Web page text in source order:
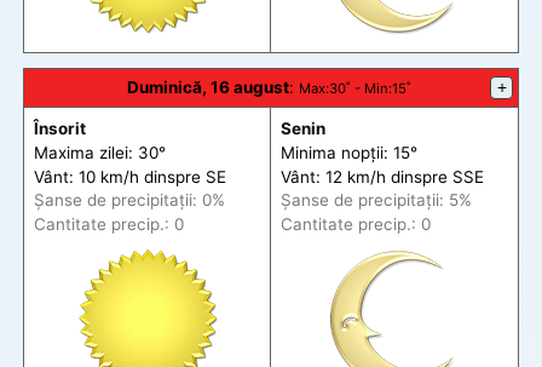
Duminică, 16 august: Max:30˚ - Min:15˚ +
Însorit
Maxima zilei: 30°
Vânt: 10 km/h dinspre SE
Șanse de precipitații: 0%
Cantitate precip.: 0
Senin
Minima nopții: 15°
Vânt: 12 km/h dinspre SSE
Șanse de precipitații: 5%
Cantitate precip.: 0